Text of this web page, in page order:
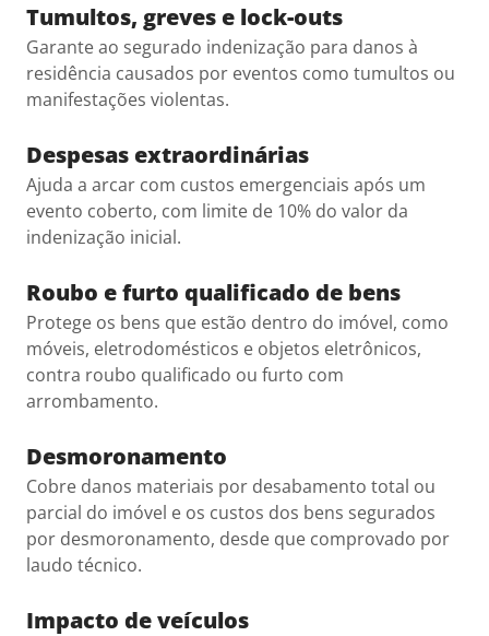
Tumultos, greves e lock-outs
Garante ao segurado indenização para danos à
residência causados por eventos como tumultos ou
manifestações violentas.
Despesas extraordinárias
Ajuda a arcar com custos emergenciais após um
evento coberto, com limite de 10% do valor da
indenização inicial.
Roubo e furto qualificado de bens
Protege os bens que estão dentro do imóvel, como
móveis, eletrodomésticos e objetos eletrônicos,
contra roubo qualificado ou furto com
arrombamento.
Desmoronamento
Cobre danos materiais por desabamento total ou
parcial do imóvel e os custos dos bens segurados
por desmoronamento, desde que comprovado por
laudo técnico.
Impacto de veículos